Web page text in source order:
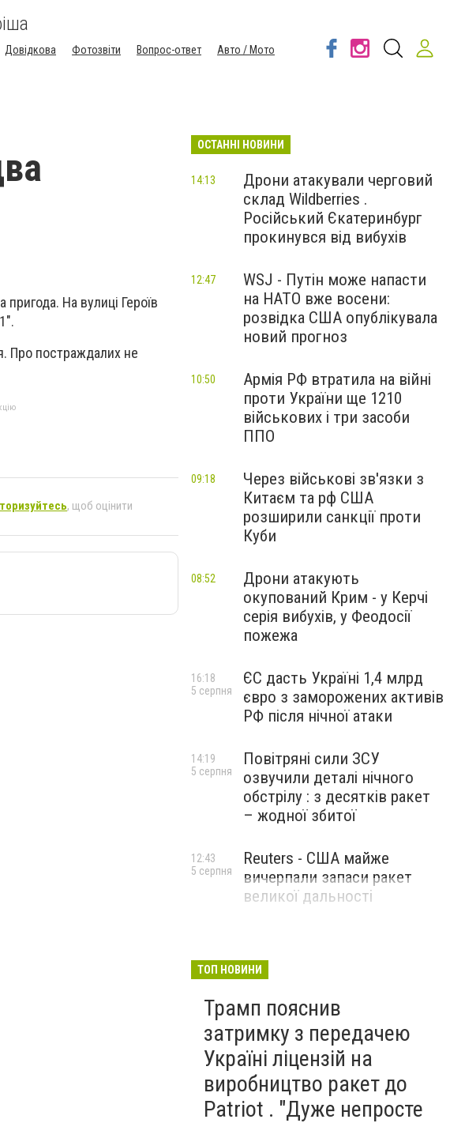
Довідкова Фотозвіти Вопрос-ответ
Авто / Мото
На вулиці Героїв
Про постраждалих не
, щоб оцінити
ОСТАННІ НОВИНИ
Дрони атакували черговий
склад Wildberries .
Російський Єкатеринбург
прокинувся від вибухів
14:13
WSJ - Путін може напасти
на НАТО вже восени:
розвідка США опублікувала
новий прогноз
12:47
Армія РФ втратила на війні
проти України ще 1210
військових і три засоби
ППО
10:50
Через військові зв'язки з
Китаєм та рф США
розширили санкції проти
Куби
09:18
Дрони атакують
окупований Крим - у Керчі
серія вибухів, у Феодосії
пожежа
08:52
ЄС дасть Україні 1,4 млрд
євро з заморожених активів
РФ після нічної атаки
16:18
5 серпня
Повітряні сили ЗСУ
озвучили деталі нічного
обстрілу : з десятків ракет
– жодної збитої
14:19
5 серпня
Reuters - США майже
вичерпали запаси ракет
великої дальності
12:43
5 серпня
ТОП НОВИНИ
Трамп пояснив
затримку з передачею
Україні ліцензій на
виробництво ракет до
Patriot . "Дуже непросте